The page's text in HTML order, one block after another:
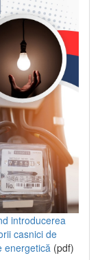
introducerea
casnici de
energetică (pdf)